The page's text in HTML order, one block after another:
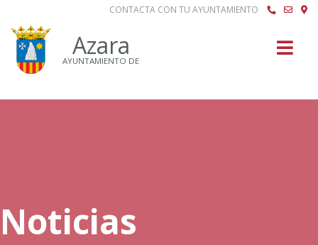
CONTACTA CON TU AYUNTAMIENTO
Azara
AYUNTAMIENTO DE
Noticias